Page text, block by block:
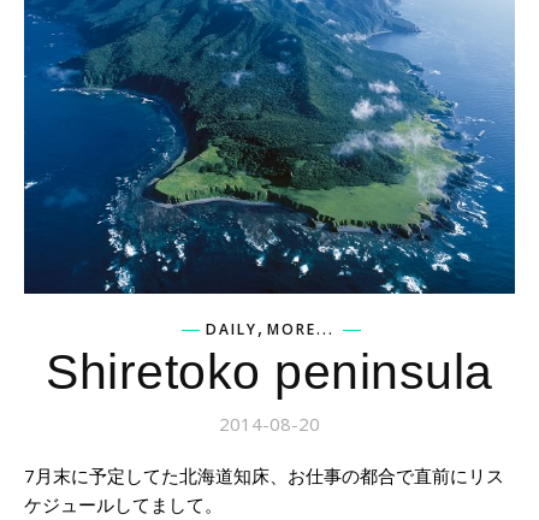
DAILY, MORE...
Shiretoko peninsula
2014-08-20
7月末に予定してた北海道知床、お仕事の都合で直前にリス
ケジュールしてまして。